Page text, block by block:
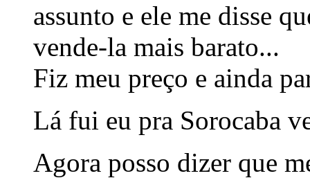
assunto e ele me disse
vende-la mais barato...
Fiz meu preço e ainda
Lá fui eu pra Sorocaba
Agora posso dizer que